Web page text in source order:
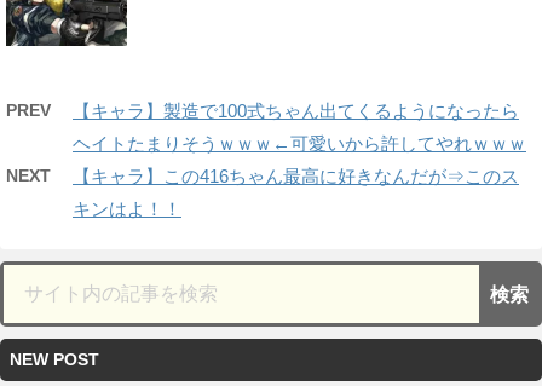
PREV
【キャラ】製造で100式ちゃん出てくるようになったら
ヘイトたまりそうｗｗｗ←可愛いから許してやれｗｗｗ
NEXT
【キャラ】この416ちゃん最高に好きなんだが⇒このス
キンはよ！！
NEW POST